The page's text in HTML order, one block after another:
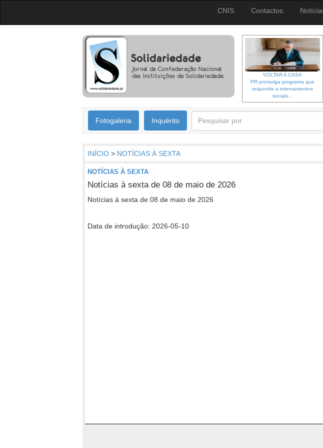
CNIS. Contactos.
VOLTAR A CASA
PR promulga programa que
responde a internamentos
sociais...
Fotogaleria Inquérito
INÍCIO > NOTÍCIAS À SEXTA
NOTÍCIAS À SEXTA
Notícias à sexta de 08 de maio de 2026
Notícias à sexta de 08 de maio de 2026
Data de introdução: 2026-05-10